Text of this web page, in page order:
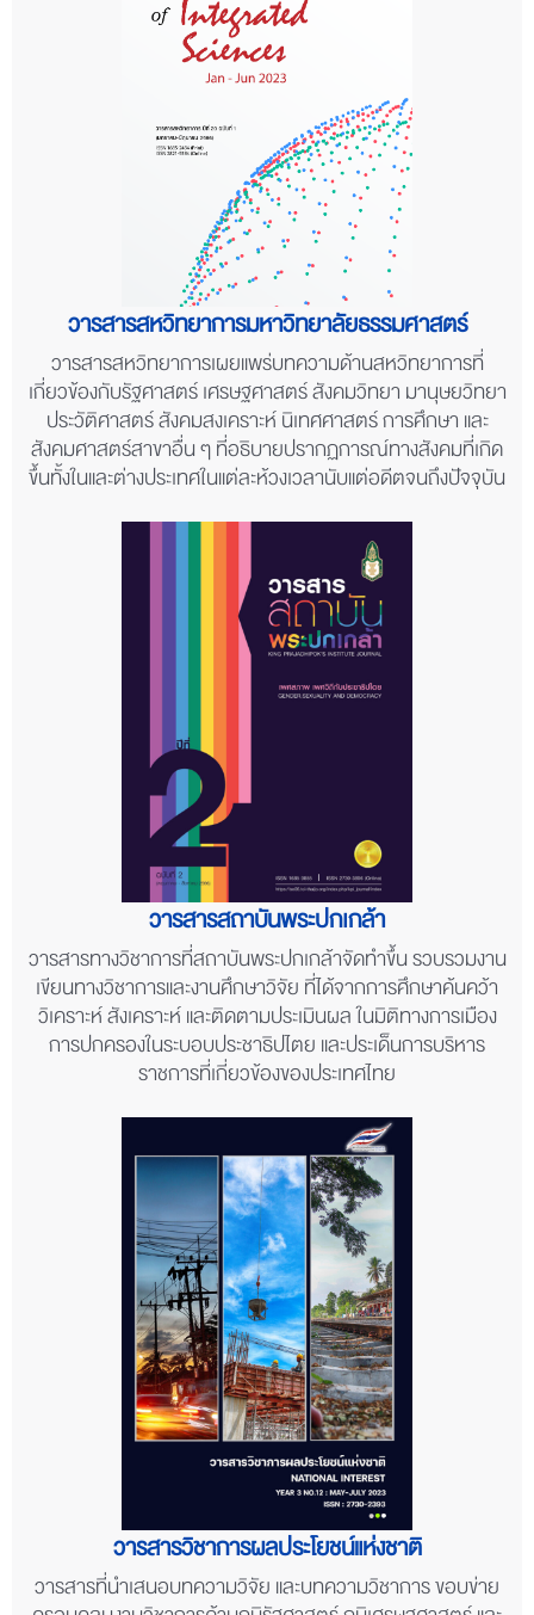
วารสารสหวิทยาการมหาวิทยาลัยธรรมศาสตร์
วารสารสหวิทยาการเผยแพร่บทความด้านสหวิทยาการที่
เกี่ยวข้องกับรัฐศาสตร์ เศรษฐศาสตร์ สังคมวิทยา มานุษยวิทยา
ประวัติศาสตร์ สังคมสงเคราะห์ นิเทศศาสตร์ การศึกษา และ
สังคมศาสตร์สาขาอื่น ๆ ที่อธิบายปรากฏการณ์ทางสังคมที่เกิด
ขึ้นทั้งในและต่างประเทศในแต่ละห้วงเวลานับแต่อดีตจนถึงปัจจุบัน
วารสารสถาบันพระปกเกล้า
วารสารทางวิชาการที่สถาบันพระปกเกล้าจัดทำขึ้น รวบรวมงาน
เขียนทางวิชาการและงานศึกษาวิจัย ที่ได้จากการศึกษาค้นคว้า
วิเคราะห์ สังเคราะห์ และติดตามประเมินผล ในมิติทางการเมือง
การปกครองในระบอบประชาธิปไตย และประเด็นการบริหาร
ราชการที่เกี่ยวข้องของประเทศไทย
วารสารวิชาการผลประโยชน์แห่งชาติ
วารสารที่นำเสนอบทความวิจัย และบทความวิชาการ ขอบข่าย